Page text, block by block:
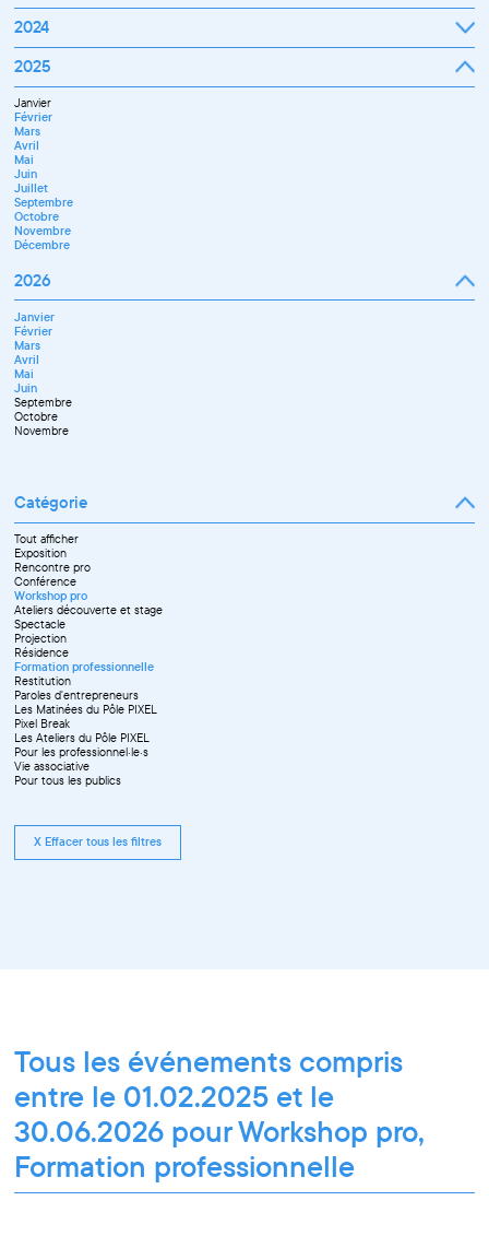
Mars
Avril
Juillet
Septembre
Octobre
Novembre
Décembre
Janvier
Mars
Avril
Juin
Septembre
Octobre
Novembre
Décembre
2024
Janvier
Mars
Avril
Mai
Juin
Juillet
Septembre
Novembre
Décembre
2025
Janvier
Février
Mars
Avril
Mai
Juin
Juillet
Septembre
Octobre
Novembre
Décembre
2026
Janvier
Février
Mars
Avril
Mai
Juin
Septembre
Octobre
Novembre
Catégorie
Tout afficher
Exposition
Rencontre pro
Conférence
Workshop pro
Ateliers découverte et stage
Spectacle
Projection
Résidence
Formation professionnelle
Restitution
Paroles d'entrepreneurs
Les Matinées du Pôle PIXEL
Pixel Break
Les Ateliers du Pôle PIXEL
Pour les professionnel·le·s
Vie associative
Pour tous les publics
X Effacer tous les filtres
Tous les événements compris
entre le 01.02.2025 et le
30.06.2026 pour Workshop pro,
Formation professionnelle